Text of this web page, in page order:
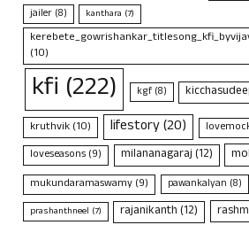
jailer (8) kanthara (7)
(10)
kfi (222) kgf(8)
kruthvik(10) lifestory(20)
loveseasons (9) milananagaraj(12)
mukundaramaswamy (9) pawankalyan (8)
prashanthneel (7) rajanikanth(12)